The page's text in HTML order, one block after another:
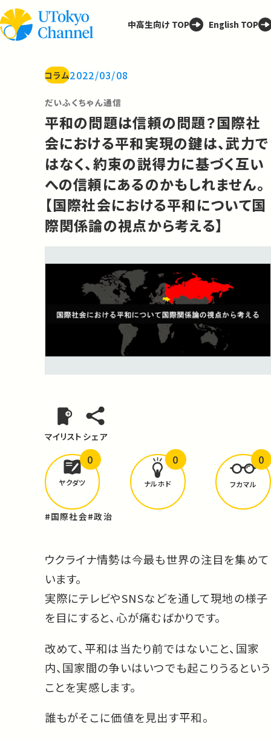
中高生向け TOP English TOP
コラム2022/03/08
だいふくちゃん通信
平和の問題は信頼の問題？国際社
会における平和実現の鍵は、武力で
はなく、約束の説得力に基づく互い
への信頼にあるのかもしれません。
【国際社会における平和について国
際関係論の視点から考える】
マイリスト シェア
どんな学びがありましたか？
ヤクダツ
0
ナルホド
0
フカマル
0
#国際社会#政治
ウクライナ情勢は今最も世界の注目を集めて
います。
実際にテレビやSNSなどを通して現地の様子
を目にすると、心が痛むばかりです。
改めて、平和は当たり前ではないこと、国家
内、国家間の争いはいつでも起こりうるという
ことを実感します。
誰もがそこに価値を見出す平和。